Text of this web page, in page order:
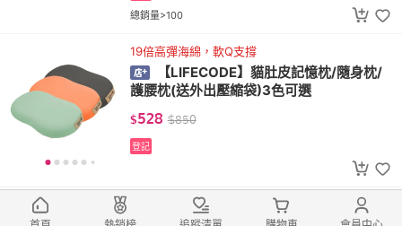
總銷量>100
19倍高彈海綿，軟Q支撐
【LIFECODE】貓肚皮記憶枕/隨身枕/
護腰枕(送外出壓縮袋)3色可選
$528 $850
登記
3段高度可調整，輕鬆搭配折疊椅